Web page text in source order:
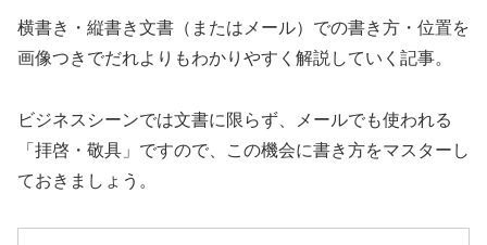
横書き・縦書き文書（またはメール）での書き方・位置を
画像つきでだれよりもわかりやすく解説していく記事。
ビジネスシーンでは文書に限らず、メールでも使われる
「拝啓・敬具」ですので、この機会に書き方をマスターし
ておきましょう。